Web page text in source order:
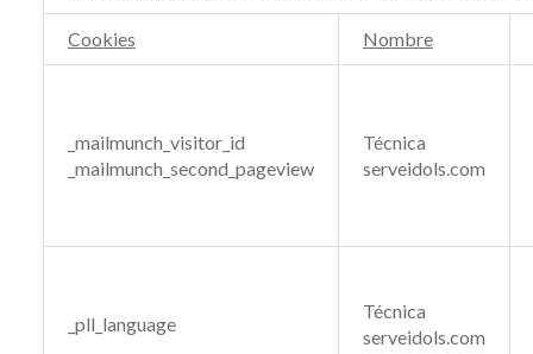
Cookies Nombre
_mailmunch_visitor_id
_mailmunch_second_pageview
Técnica
serveidols.com
_pll_language
Técnica
serveidols.com